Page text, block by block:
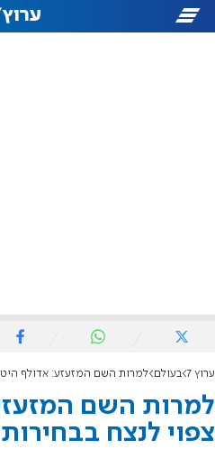
ערוץ 7 בעולם למרות השם המזעזע: אדולף היטלר
למרות השם
צפוי לנצח